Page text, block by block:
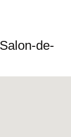
de-